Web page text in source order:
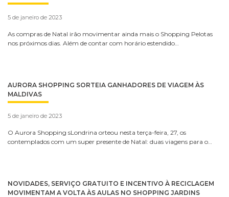
5 de janeiro de 2023
As compras de Natal irão movimentar ainda mais o Shopping Pelotas
nos próximos dias. Além de contar com horário estendido…
AURORA SHOPPING SORTEIA GANHADORES DE VIAGEM ÀS
MALDIVAS
5 de janeiro de 2023
O Aurora Shopping sLondrina orteou nesta terça-feira, 27, os
contemplados com um super presente de Natal: duas viagens para o…
NOVIDADES, SERVIÇO GRATUITO E INCENTIVO À RECICLAGEM
MOVIMENTAM A VOLTA ÀS AULAS NO SHOPPING JARDINS